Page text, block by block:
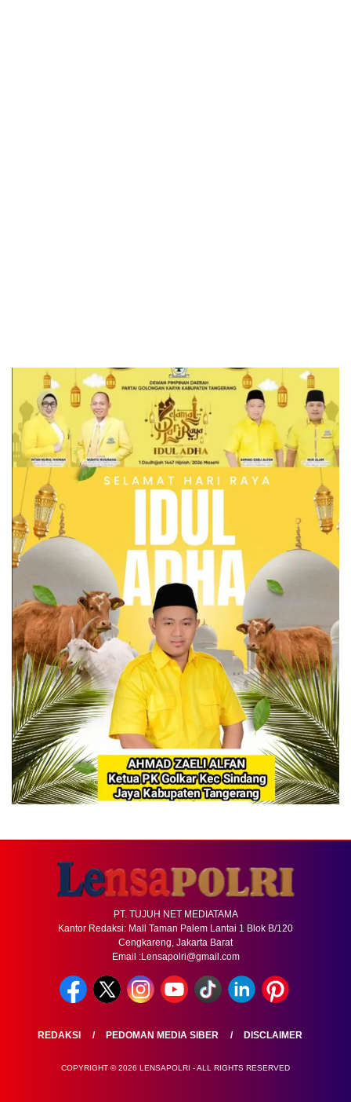
PT. TUJUH NET MEDIATAMA
Kantor Redaksi: Mall Taman Palem Lantai 1 Blok B/120
Cengkareng, Jakarta Barat
Email :Lensapolri@gmail.com
REDAKSI PEDOMAN MEDIA SIBER DISCLAIMER
COPYRIGHT © 2026 LENSAPOLRI - ALL RIGHTS RESERVED